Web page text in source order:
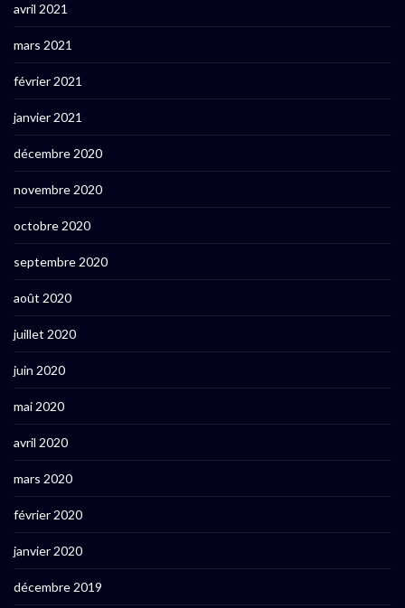
avril 2021
mars 2021
février 2021
janvier 2021
décembre 2020
novembre 2020
octobre 2020
septembre 2020
août 2020
juillet 2020
juin 2020
mai 2020
avril 2020
mars 2020
février 2020
janvier 2020
décembre 2019